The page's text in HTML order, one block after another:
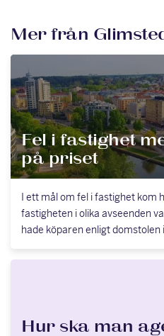
Mer från
Fel i fastighet
på priset
I ett mål om fel i fastighet kom
fastigheten i olika avseenden
hade köparen enligt domstolen
Hur ska man